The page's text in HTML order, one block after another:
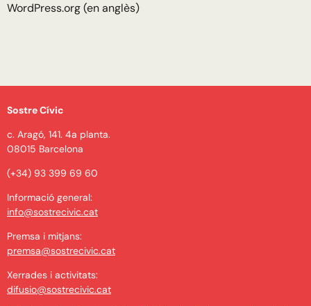
WordPress.org (en anglès)
Sostre Cívic
c. Aragó, 141. 4a planta.
08015 Barcelona
(+34) 93 399 69 60
Informació general:
info@sostrecivic.cat
Premsa i mitjans:
premsa@sostrecivic.cat
Xerrades i activitats:
difusio@sostrecivic.cat